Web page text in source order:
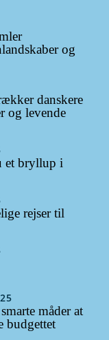
og
danskere
og levende
et bryllup i
rejser til
måder at
budgettet